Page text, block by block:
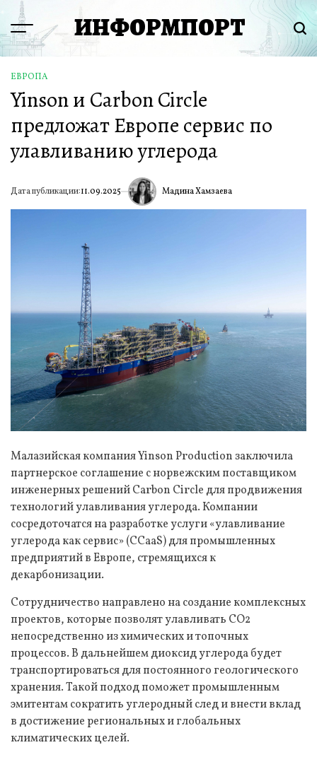
Перейти
содержимому
Menu ИНФОРМПОРТ
ОПУБЛИКОВАНО
В
ЕВРОПА
Yinson и Carbon Circle
предложат Европе сервис по
улавливанию углерода
Дата публикации:11.09.2025 ИА Мадина Хамзаева
Малазийская компания Yinson Production заключила
партнерское соглашение с норвежским поставщиком
инженерных решений Carbon Circle для продвижения
технологий улавливания углерода. Компании
сосредоточатся на разработке услуги «улавливание
углерода как сервис» (CCaaS) для промышленных
предприятий в Европе, стремящихся к
декарбонизации.
Сотрудничество направлено на создание комплексных
проектов, которые позволят улавливать CO2
непосредственно из химических и топочных
процессов. В дальнейшем диоксид углерода будет
транспортироваться для постоянного геологического
хранения. Такой подход поможет промышленным
эмитентам сократить углеродный след и внести вклад
в достижение региональных и глобальных
климатических целей.